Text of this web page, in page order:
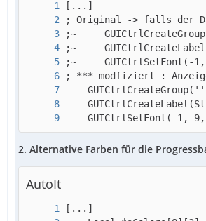
GUICtrlSetFont(-1,
2. Alternative Farben für die
AutoIt